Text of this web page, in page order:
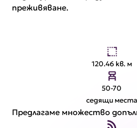
преживяване.
120.46 кв. м
50-70
седящи места
Предлагаме множество